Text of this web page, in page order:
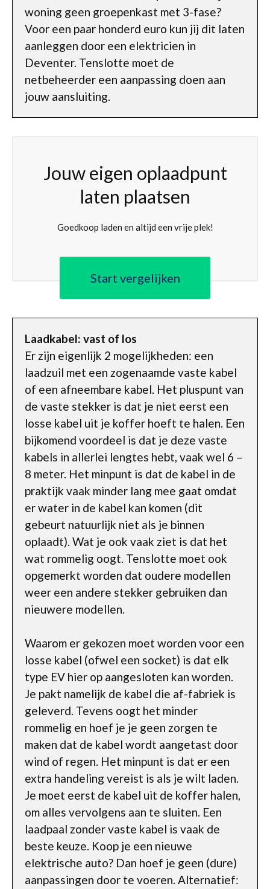
woning geen groepenkast met 3-fase?
Voor een paar honderd euro kun jij dit laten
aanleggen door een elektricien in
Deventer. Tenslotte moet de
netbeheerder een aanpassing doen aan
jouw aansluiting.
Jouw eigen oplaadpunt
laten plaatsen
Goedkoop laden en altijd een vrije plek!
Start vergelijken
Laadkabel: vast of los
Er zijn eigenlijk 2 mogelijkheden: een
laadzuil met een zogenaamde vaste kabel
of een afneembare kabel. Het pluspunt van
de vaste stekker is dat je niet eerst een
losse kabel uit je koffer hoeft te halen. Een
bijkomend voordeel is dat je deze vaste
kabels in allerlei lengtes hebt, vaak wel 6 –
8 meter. Het minpunt is dat de kabel in de
praktijk vaak minder lang mee gaat omdat
er water in de kabel kan komen (dit
gebeurt natuurlijk niet als je binnen
oplaadt). Wat je ook vaak ziet is dat het
wat rommelig oogt. Tenslotte moet ook
opgemerkt worden dat oudere modellen
weer een andere stekker gebruiken dan
nieuwere modellen.
Waarom er gekozen moet worden voor een
losse kabel (ofwel een socket) is dat elk
type EV hier op aangesloten kan worden.
Je pakt namelijk de kabel die af-fabriek is
geleverd. Tevens oogt het minder
rommelig en hoef je je geen zorgen te
maken dat de kabel wordt aangetast door
wind of regen. Het minpunt is dat er een
extra handeling vereist is als je wilt laden.
Je moet eerst de kabel uit de koffer halen,
om alles vervolgens aan te sluiten. Een
laadpaal zonder vaste kabel is vaak de
beste keuze. Koop je een nieuwe
elektrische auto? Dan hoef je geen (dure)
aanpassingen door te voeren. Alternatief: